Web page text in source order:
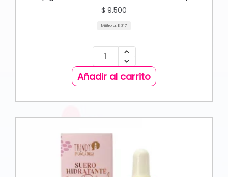
$ 9.500
Mililitro a: $ 317
Añadir al carrito